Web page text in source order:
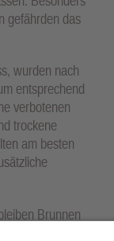
gefährden das
wurden nach
entsprechend
verbotenen
trockene
am besten
Brunnen